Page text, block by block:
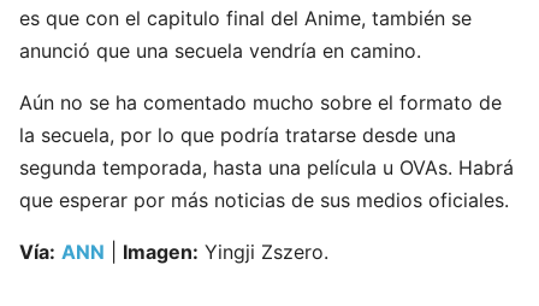
es que con el capitulo final del Anime, también se
anunció que una secuela vendría en camino.
Aún no se ha comentado mucho sobre el formato de
la secuela, por lo que podría tratarse desde una
segunda temporada, hasta una película u OVAs. Habrá
que esperar por más noticias de sus medios oficiales.
Vía: ANN Imagen: Yingji Zszero.